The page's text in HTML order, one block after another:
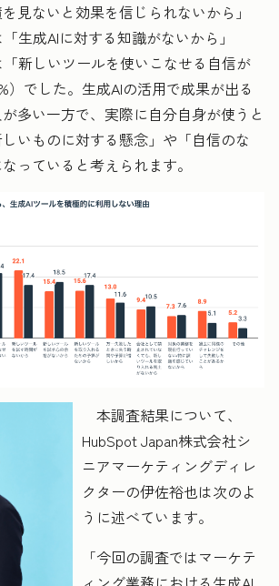
見ないと効果を信じられないから」
「生成AIに対する知識がないから」
「新しいツールを使いこなせる自信が
）でした。生成AIの活用で成果が出る
多い一方で、実際に自分自身が使うと
いものに対する懸念」や「自信のな
っていると考えられます。
本調査結果について、
HubSpot Japan株式会社シ
ニアマーケティングディレ
クターの伊佐裕也は次のよ
うに述べています。
「今回の調査ではマーケテ